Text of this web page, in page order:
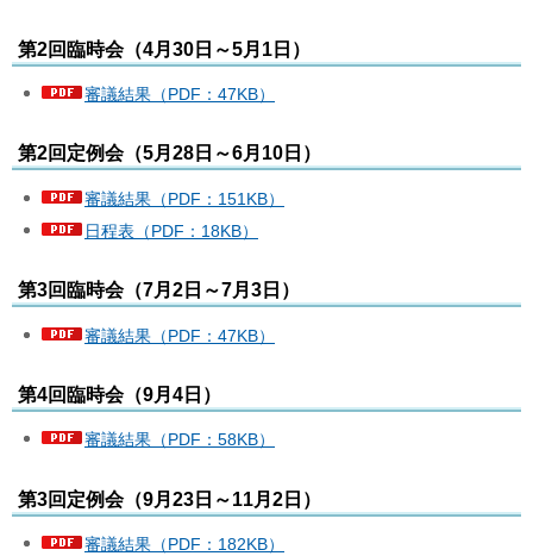
第2回臨時会（4月30日～5月1日）
審議結果（PDF：47KB）
第2回定例会（5月28日～6月10日）
審議結果（PDF：151KB）
日程表（PDF：18KB）
第3回臨時会（7月2日～7月3日）
審議結果（PDF：47KB）
第4回臨時会（9月4日）
審議結果（PDF：58KB）
第3回定例会（9月23日～11月2日）
審議結果（PDF：182KB）